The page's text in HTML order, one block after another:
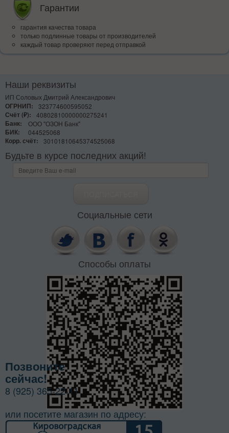
Гарантии
гарантия качества товара
только подлинные товары от производителей
каждый товар проверяют перед отправкой
Наши реквизиты
ИП Соловых Дмитрий Александрович
ОГРНИП:
323774600595052
Счёт (₽):
40802810000000275241
Банк:
ООО "ОЗОН Банк"
БИК:
044525068
Корр. счёт:
30101810645374525068
Будьте в курсе последних акций!
Социальные сети
Способы оплаты
Позвоните
сейчас!
8 (925) 365-22-11
или посетите магазин по адресу: